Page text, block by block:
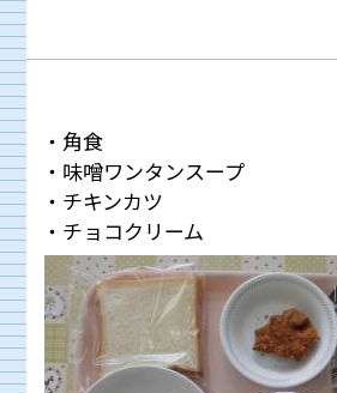
・角食
・味噌ワンタンスープ
・チキンカツ
・チョコクリーム